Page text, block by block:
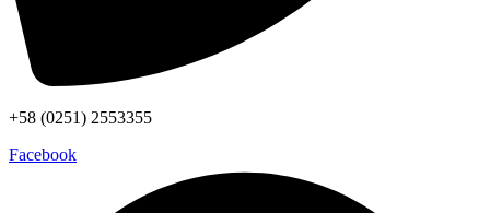
+58 (0251) 2553355
Facebook